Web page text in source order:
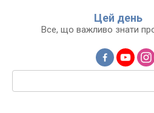
Цей день
Все, що важливо знати
Пошук: